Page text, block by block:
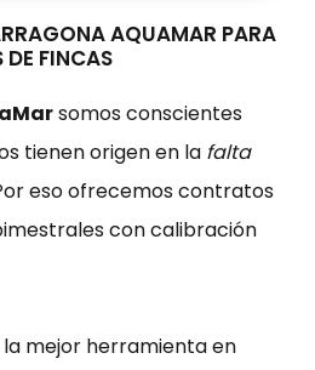
AQUAMAR PARA
FINCAS
somos conscientes
tienen origen en la falta
eso ofrecemos contratos
con calibración
mejor herramienta en